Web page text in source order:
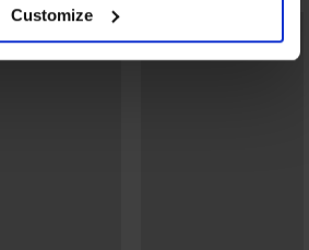
Customize
LIMITED